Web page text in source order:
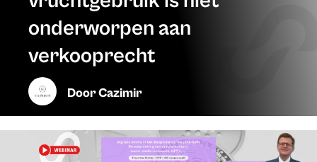
onderworpen aan
verkooprecht
DoorCazimir